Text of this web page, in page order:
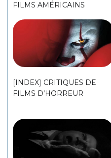
FILMS AMÉRICAINS
[INDEX] CRITIQUES DE
FILMS D’HORREUR